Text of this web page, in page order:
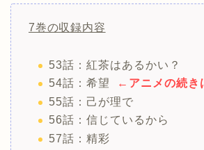
7巻の収録内容
53話：紅茶はあるかい？
54話：希望
←アニメの続き
55話：己が理で
56話：信じているから
57話：精彩